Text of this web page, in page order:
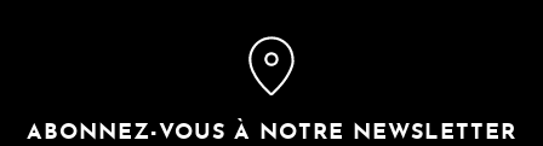
ABONNEZ-VOUS À NOTRE NEWSLETTER